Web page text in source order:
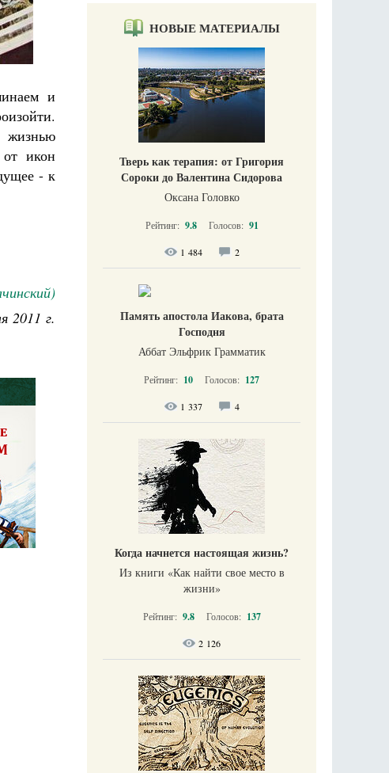
и
жизнью
икон
- к
2011 г.
НОВЫЕ МАТЕРИАЛЫ
Тверь как терапия: от Григория
Сороки до Валентина Сидорова
Оксана Головко
Рейтинг: 9.8 Голосов: 91
1 484 2
Память апостола Иакова, брата
Господня
Аббат Эльфрик Грамматик
Рейтинг: 10 Голосов: 127
1 337 4
Когда начнется настоящая жизнь?
Из книги «Как найти свое место в
жизни​»
Рейтинг: 9.8 Голосов: 137
2 126